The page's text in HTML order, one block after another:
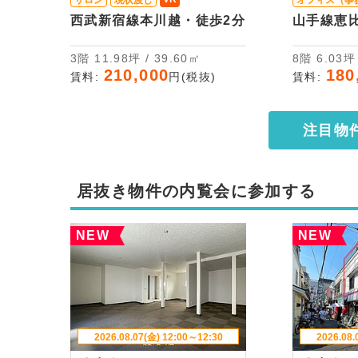
西武新宿線本川越・徒歩2分
3階 11.98坪 / 39.60㎡
賃料: 210,000円(税抜)
山手線恵
8階
賃料:
注目物
居抜き物件の内覧会に参加する
NEW
2026.08.07(金) 12:00～12:30
NEW